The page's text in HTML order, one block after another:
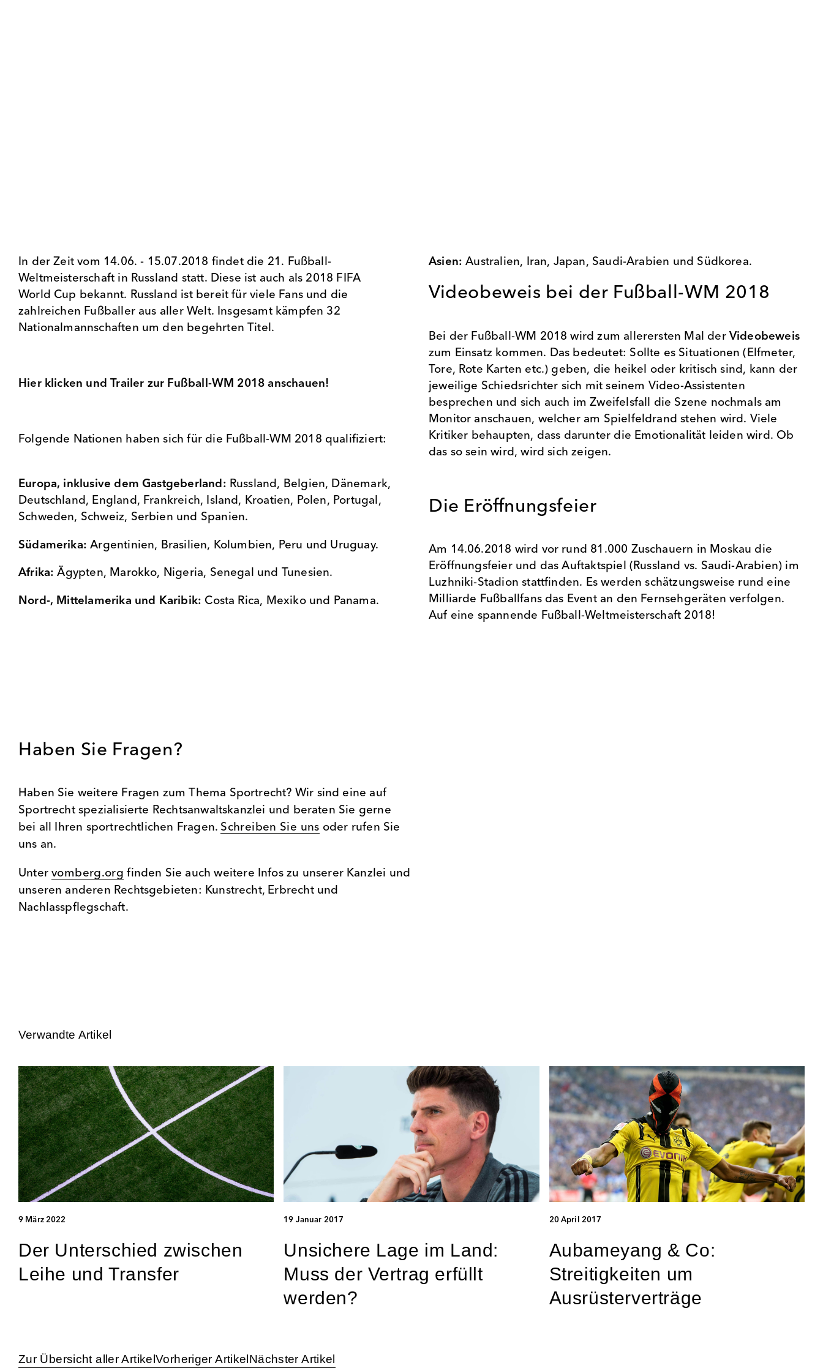
In der Zeit vom 14.06. - 15.07.2018 findet die 21. Fußball-
Weltmeisterschaft in Russland statt. Diese ist auch als 2018 FIFA
World Cup bekannt. Russland ist bereit für viele Fans und die
zahlreichen Fußballer aus aller Welt. Insgesamt kämpfen 32
Nationalmannschaften um den begehrten Titel.
Hier klicken und Trailer zur Fußball-WM 2018 anschauen!
Folgende Nationen haben sich für die Fußball-WM 2018 qualifiziert:
Europa, inklusive dem Gastgeberland: Russland, Belgien, Dänemark,
Deutschland, England, Frankreich, Island, Kroatien, Polen, Portugal,
Schweden, Schweiz, Serbien und Spanien.
Südamerika:Argentinien, Brasilien, Kolumbien, Peru und Uruguay.
Afrika: Ägypten, Marokko, Nigeria, Senegal und Tunesien.
Nord-, Mittelamerika und Karibik: Costa Rica, Mexiko und Panama.
Asien:Australien, Iran, Japan, Saudi-Arabien und Südkorea.
Videobeweis bei der Fußball-WM 2018
Bei der Fußball-WM 2018 wird zum allerersten Mal der Videobeweis
zum Einsatz kommen. Das bedeutet: Sollte es Situationen (Elfmeter,
Tore, Rote Karten etc.) geben, die heikel oder kritisch sind, kann der
jeweilige Schiedsrichter sich mit seinem Video-Assistenten
besprechen und sich auch im Zweifelsfall die Szene nochmals am
Monitor anschauen, welcher am Spielfeldrand stehen wird. Viele
Kritiker behaupten, dass darunter die Emotionalität leiden wird. Ob
das so sein wird, wird sich zeigen.
Die Eröffnungsfeier
Am 14.06.2018 wird vor rund 81.000 Zuschauern in Moskau die
Eröffnungsfeier und das Auftaktspiel (Russland vs. Saudi-Arabien) im
Luzhniki-Stadion stattfinden. Es werden schätzungsweise rund eine
Milliarde Fußballfans das Event an den Fernsehgeräten verfolgen.
Auf eine spannende Fußball-Weltmeisterschaft 2018!
Haben Sie Fragen?
Haben Sie weitere Fragen zum Thema Sportrecht? Wir sind eine auf
Sportrecht spezialisierte Rechtsanwaltskanzlei und beraten Sie gerne
bei all Ihren sportrechtlichen Fragen. Schreiben Sie uns oder rufen Sie
uns an.
Untervomberg.org finden Sie auch weitere Infos zu unserer Kanzlei und
unseren anderen Rechtsgebieten: Kunstrecht, Erbrecht und
Nachlasspflegschaft.
Verwandte Artikel
9 März 2022
Der Unterschied zwischen
Leihe und Transfer
19 Januar 2017
Unsichere Lage im Land:
Muss der Vertrag erfüllt
werden?
20 April 2017
Aubameyang & Co:
Streitigkeiten um
Ausrüsterverträge
Zur Übersicht aller ArtikelVorheriger Artikel Nächster Artikel